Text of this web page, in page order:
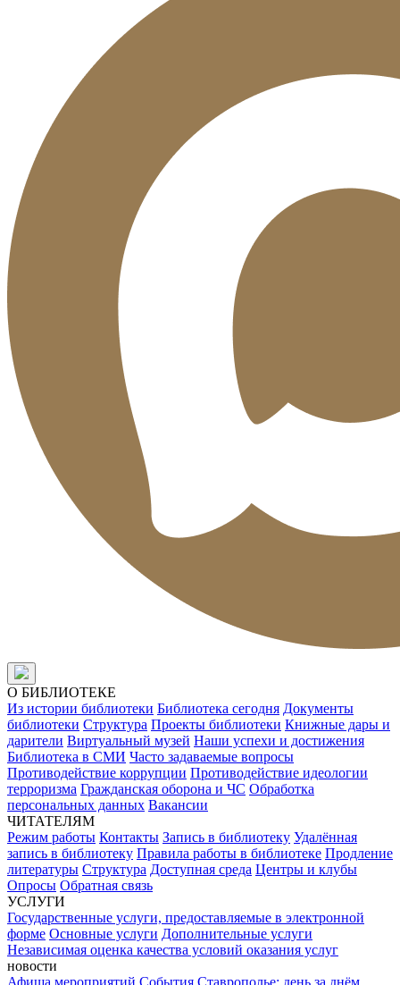
О БИБЛИОТЕКЕ
Из истории библиотеки Библиотека сегодня Документы
библиотеки Структура Проекты библиотеки Книжные дары и
дарители Виртуальный музей Наши успехи и достижения
Библиотека в СМИ Часто задаваемые вопросы
Противодействие коррупции Противодействие идеологии
терроризма Гражданская оборона и ЧС Обработка
персональных данных Вакансии
ЧИТАТЕЛЯМ
Режим работы Контакты Запись в библиотеку Удалённая
запись в библиотеку Правила работы в библиотеке Продление
литературы Структура Доступная среда Центры и клубы
Опросы Обратная связь
УСЛУГИ
Государственные услуги, предоставляемые в электронной
форме Основные услуги Дополнительные услуги
Независимая оценка качества условий оказания услуг
новости
Афиша мероприятий События Ставрополье: день за днём